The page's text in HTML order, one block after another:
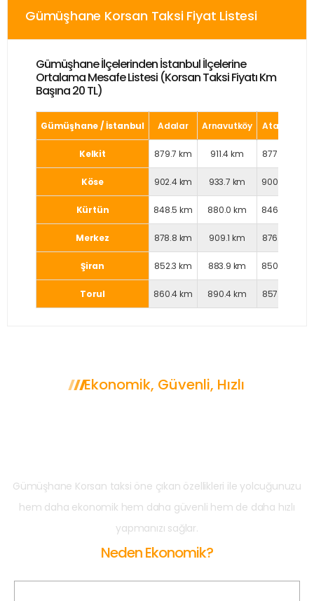
Gümüşhane Korsan Taksi Fiyat Listesi
Gümüşhane İlçelerinden İstanbul İlçelerine
Ortalama Mesafe Listesi (Korsan Taksi Fiyatı Km
Başına 20 TL)
Gümüşhane / İstanbul Adalar Arnavutköy Ataşehir
Kelkit 879.7 km 911.4 km 877.8 km
Köse 902.4 km 933.7 km 900.4 km
Kürtün 848.5 km 880.0 km 846.6 km
Merkez 878.8 km 909.1 km 876.5 km
Şiran 852.3 km 883.9 km 850.4 km
Torul 860.4 km 890.4 km 857.9 km
Ekonomik, Güvenli, Hızlı
Gümüşhane Korsan taksi öne çıkan özellikleri ile yolcuğunuzu
hem daha ekonomik hem daha güvenli hem de daha hızlı
yapmanızı sağlar.
Neden Ekonomik?